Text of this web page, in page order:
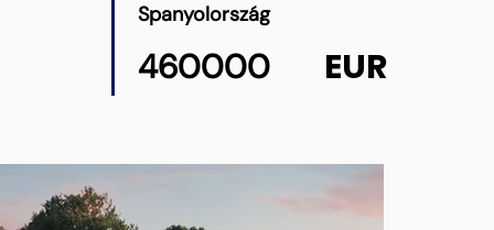
Spanyolország
460000 EUR